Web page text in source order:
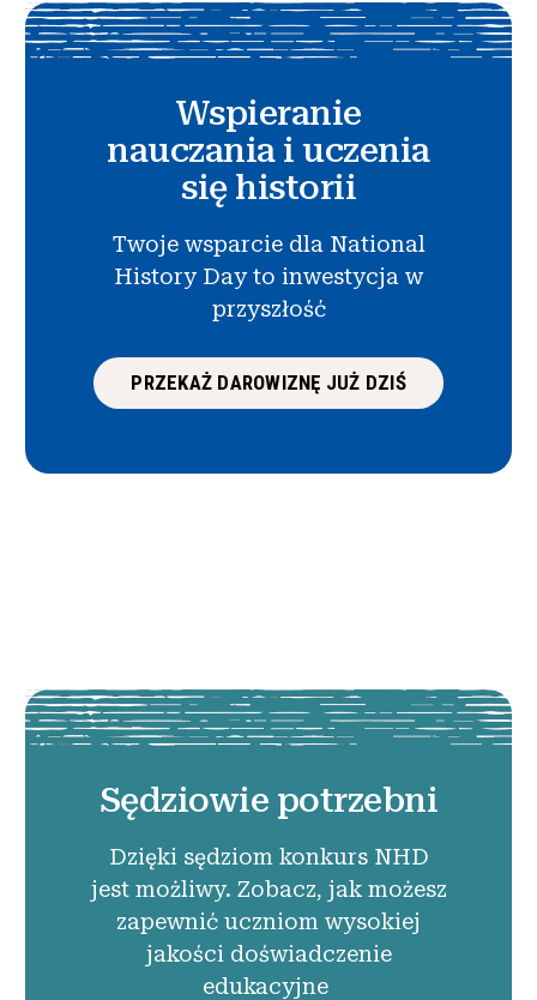
Wspieranie
nauczania i uczenia
się historii
Twoje wsparcie dla National
History Day to inwestycja w
przyszłość
PRZEKAŻ DAROWIZNĘ JUŻ DZIŚ
Sędziowie potrzebni
Dzięki sędziom konkurs NHD
jest możliwy. Zobacz, jak możesz
zapewnić uczniom wysokiej
jakości doświadczenie
edukacyjne